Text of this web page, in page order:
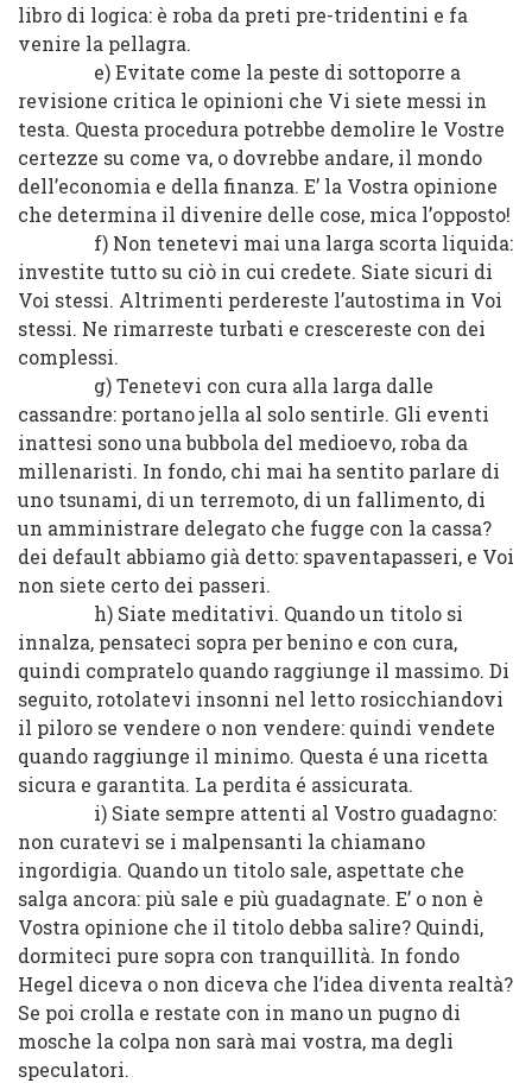
libro di logica: è roba da preti pre-tridentini e fa
venire la pellagra.
e) Evitate come la peste di sottoporre a
revisione critica le opinioni che Vi siete messi in
testa. Questa procedura potrebbe demolire le Vostre
certezze su come va, o dovrebbe andare, il mondo
dell’economia e della finanza. E’ la Vostra opinione
che determina il divenire delle cose, mica l’opposto!
f) Non tenetevi mai una larga scorta liquida:
investite tutto su ciò in cui credete. Siate sicuri di
Voi stessi. Altrimenti perdereste l’autostima in Voi
stessi. Ne rimarreste turbati e crescereste con dei
complessi.
g) Tenetevi con cura alla larga dalle
cassandre: portano jella al solo sentirle. Gli eventi
inattesi sono una bubbola del medioevo, roba da
millenaristi. In fondo, chi mai ha sentito parlare di
uno tsunami, di un terremoto, di un fallimento, di
un amministrare delegato che fugge con la cassa?
dei default abbiamo già detto: spaventapasseri, e Voi
non siete certo dei passeri.
h) Siate meditativi. Quando un titolo si
innalza, pensateci sopra per benino e con cura,
quindi compratelo quando raggiunge il massimo. Di
seguito, rotolatevi insonni nel letto rosicchiandovi
il piloro se vendere o non vendere: quindi vendete
quando raggiunge il minimo. Questa é una ricetta
sicura e garantita. La perdita é assicurata.
i) Siate sempre attenti al Vostro guadagno:
non curatevi se i malpensanti la chiamano
ingordigia. Quando un titolo sale, aspettate che
salga ancora: più sale e più guadagnate. E’ o non è
Vostra opinione che il titolo debba salire? Quindi,
dormiteci pure sopra con tranquillità. In fondo
Hegel diceva o non diceva che l’idea diventa realtà?
Se poi crolla e restate con in mano un pugno di
mosche la colpa non sarà mai vostra, ma degli
speculatori.